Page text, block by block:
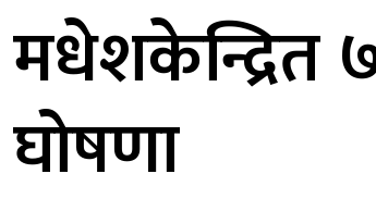
मधेशकेन्द्रित
घोषणा